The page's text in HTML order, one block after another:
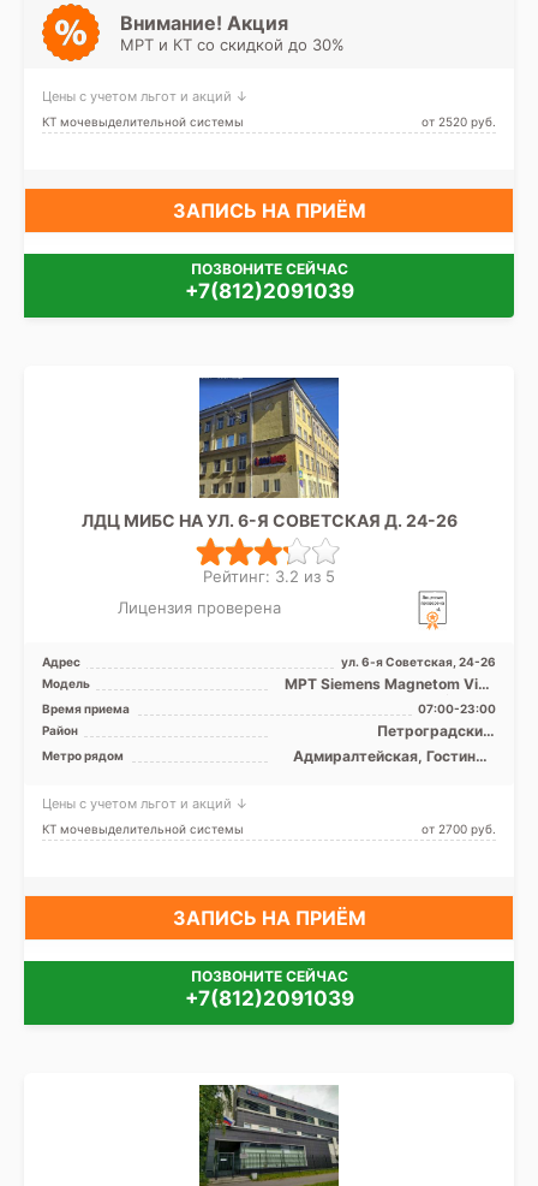
Проспект Славы, Дунайская,
Шушары, Юго-Западная,
Внимание! Акция
МРТ и КТ со скидкой до 30%
Цены с учетом льгот и акций ↓
КТ мочевыделительной системы от 2520 pуб.
ЗАПИСЬ НА ПРИЁМ
ПОЗВОНИТЕ СЕЙЧАС
+7(812)2091039
ЛДЦ МИБС НА УЛ. 6-Я СОВЕТСКАЯ Д. 24-26
Рейтинг: 3.2 из 5
Лицензия проверена
Адрес
ул. 6-я Советская, 24-26
Модель
МРТ Siemens Magnetom Vida
3Т закрытый тип, Siemens
Magnetom Essenza 1. ...
Время приема
07:00-23:00
Район
Петроградский,
Фрунзенский, Центральный,
Адмиралтейский
Метро рядом
Адмиралтейская, Гостиный
Александра Невского,
Площадь Восстания,
Цены с учетом льгот и акций ↓
КТ мочевыделительной системы от 2700 pуб.
ЗАПИСЬ НА ПРИЁМ
ПОЗВОНИТЕ СЕЙЧАС
+7(812)2091039